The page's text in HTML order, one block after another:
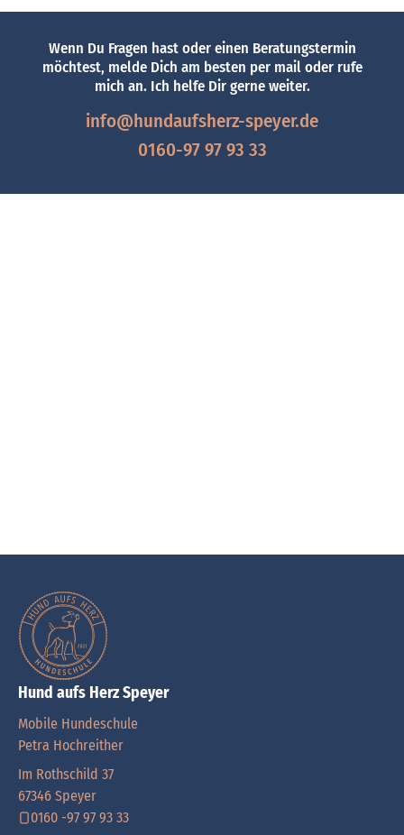
Wenn Du Fragen hast oder einen Beratungstermin
möchtest, melde Dich am besten per mail oder rufe
mich an. Ich helfe Dir gerne weiter.
info@hundaufsherz-speyer.de
0160-97 97 93 33
Hund aufs Herz Speyer
Mobile Hundeschule
Petra Hochreither
Im Rothschild 37
67346 Speyer
0160 -97 97 93 33